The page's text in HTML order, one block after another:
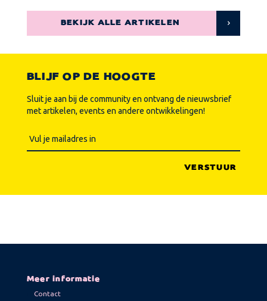
BEKIJK ALLE ARTIKELEN
BLIJF OP DE HOOGTE
Sluit je aan bij de community en ontvang de nieuwsbrief
met artikelen, events en andere ontwikkelingen!
Meer informatie
Contact